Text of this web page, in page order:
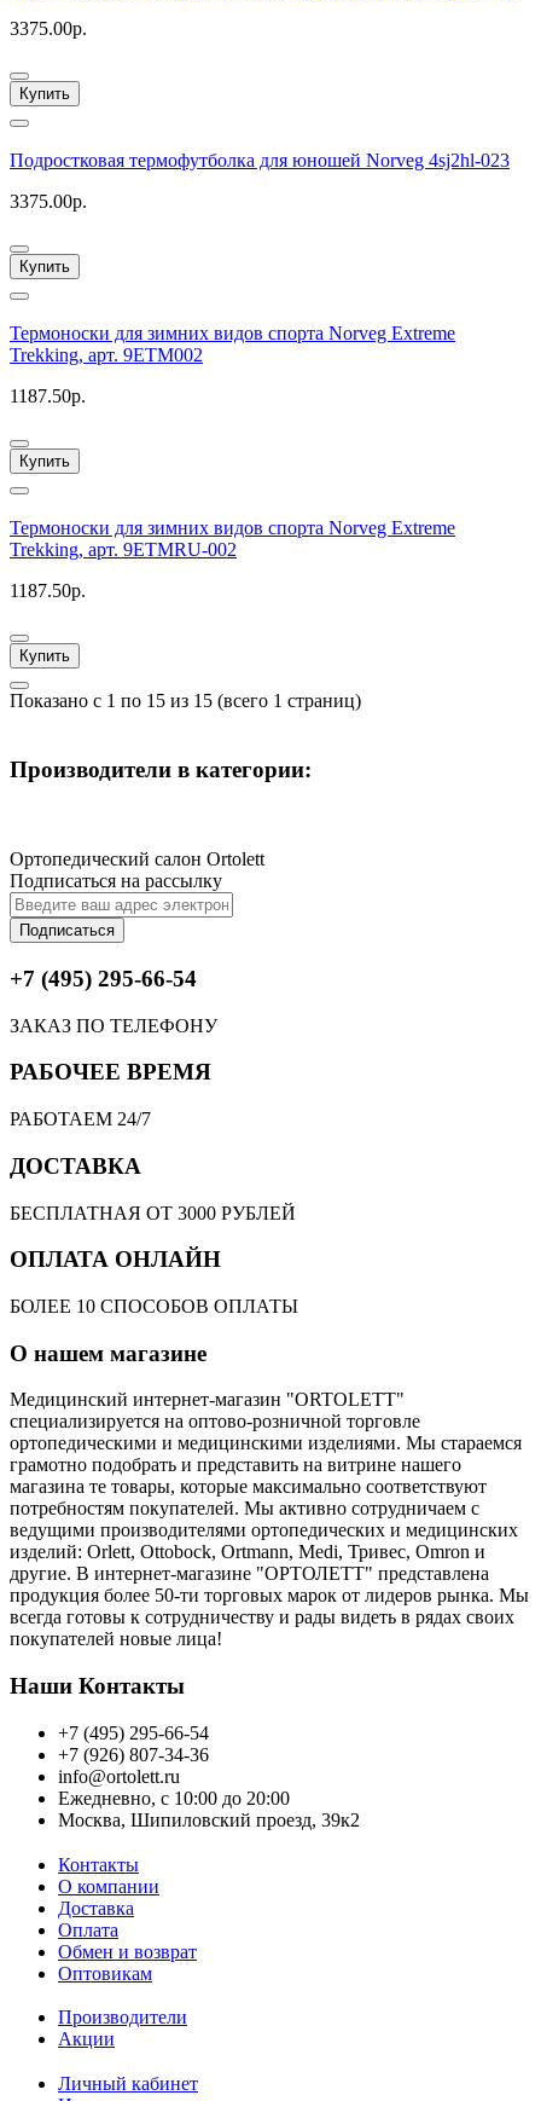
3375.00р.
Купить
Подростковая термофутболка для юношей Norveg 4sj2hl-023
3375.00р.
Купить
Термоноски для зимних видов спорта Norveg Extreme
Trekking, арт. 9ETM002
1187.50р.
Купить
Термоноски для зимних видов спорта Norveg Extreme
Trekking, арт. 9ETMRU-002
1187.50р.
Купить
Показано с 1 по 15 из 15 (всего 1 страниц)
Производители в категории:
Ортопедический салон Ortolett
Подписаться на рассылку
Подписаться
+7 (495) 295-66-54
ЗАКАЗ ПО ТЕЛЕФОНУ
РАБОЧЕЕ ВРЕМЯ
РАБОТАЕМ 24/7
ДОСТАВКА
БЕСПЛАТНАЯ ОТ 3000 РУБЛЕЙ
ОПЛАТА ОНЛАЙН
БОЛЕЕ 10 СПОСОБОВ ОПЛАТЫ
О нашем магазине
Медицинский интернет-магазин "ORTOLETT"
специализируется на оптово-розничной торговле
ортопедическими и медицинскими изделиями. Мы стараемся
грамотно подобрать и представить на витрине нашего
магазина те товары, которые максимально соответствуют
потребностям покупателей. Мы активно сотрудничаем с
ведущими производителями ортопедических и медицинских
изделий: Orlett, Ottobock, Ortmann, Medi, Тривес, Omron и
другие. В интернет-магазине "ОРТОЛЕТТ" представлена
продукция более 50-ти торговых марок от лидеров рынка. Мы
всегда готовы к сотрудничеству и рады видеть в рядах своих
покупателей новые лица!
Наши Контакты
+7 (495) 295-66-54
+7 (926) 807-34-36
info@ortolett.ru
Ежедневно, с 10:00 до 20:00
Москва, Шипиловский проезд, 39к2
Контакты
О компании
Доставка
Оплата
Обмен и возврат
Оптовикам
Производители
Акции
Личный кабинет